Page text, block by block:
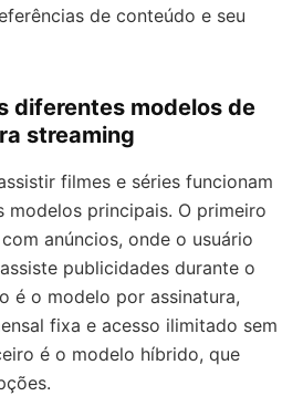
de conteúdo e seu
diferentes modelos de
streaming
filmes e séries funcionam
modelos principais. O primeiro
anúncios, onde o usuário
publicidades durante o
é o modelo por assinatura,
fixa e acesso ilimitado sem
é o modelo híbrido, que